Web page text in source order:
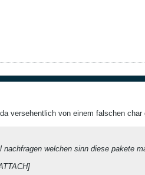
versehentlich von einem falschen char
welchen sinn diese pakete